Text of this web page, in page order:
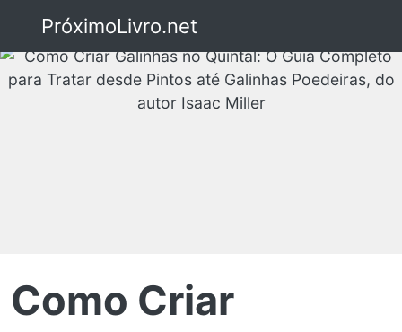
PróximoLivro.net
Como Criar